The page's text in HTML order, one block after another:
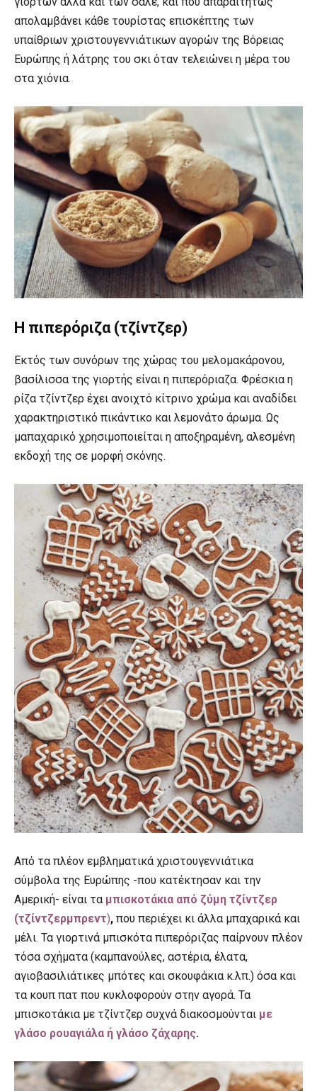
απολαμβάνει κάθε τουρίστας επισκέπτης των
υπαίθριων χριστουγεννιάτικων αγορών της Βόρειας
Ευρώπης ή λάτρης του σκι όταν τελειώνει η μέρα του
στα χιόνια.
Η πιπερόριζα (τζίντζερ)
Εκτός των συνόρων της χώρας του μελομακάρονου,
βασίλισσα της γιορτής είναι η πιπερόριαζα. Φρέσκια η
ρίζα τζίντζερ έχει ανοιχτό κίτρινο χρώμα και αναδίδει
χαρακτηριστικό πικάντικο και λεμονάτο άρωμα. Ως
μαπαχαρικό χρησιμοποιείται η αποξηραμένη, αλεσμένη
εκδοχή της σε μορφή σκόνης.
Από τα πλέον εμβληματικά χριστουγεννιάτικα
σύμβολα της Ευρώπης -που κατέκτησαν και την
Αμερική- είναι τα μπισκοτάκια από ζύμη τζίντζερ
(τζίντζερμπρεντ), που περιέχει κι άλλα μπαχαρικά και
μέλι. Τα γιορτινά μπισκότα πιπερόριζας παίρνουν πλέον
τόσα σχήματα (καμπανούλες, αστέρια, έλατα,
αγιοβασιλιάτικες μπότες και σκουφάκια κ.λπ.) όσα και
τα κουπ πατ που κυκλοφορούν στην αγορά. Τα
μπισκοτάκια με τζίντζερ συχνά διακοσμούνται με
γλάσο ρουαγιάλα ή γλάσο ζάχαρης.